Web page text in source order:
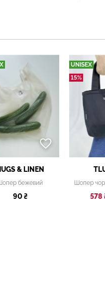
& LINEN
бежевий
90 ₴
UNISEX
15%
578